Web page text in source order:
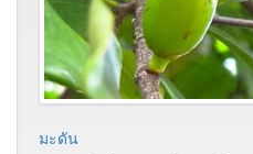
มะดัน